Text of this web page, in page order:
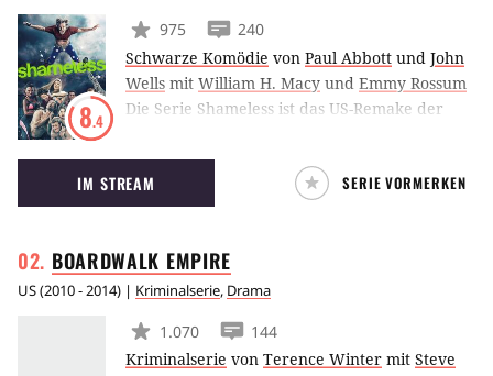
8.4
975
240
Schwarze Komödie von Paul Abbott und John
Wells mit William H. Macy und Emmy Rossum
Die Serie Shameless ist das US-Remake der
alkoholkranken Familienvater, der allein mit
seinen sechs Kindern zurechtkommen muss,
nachdem seine Frau abgehauen ist. Die
Chicago verlagert und wurde ab 2011
ausgestrahlt.
IM STREAM SERIE VORMERKEN
BOARDWALK EMPIRE
US(2010 - 2014) | Kriminalserie, Drama
1.070
144
Kriminalserie von Terence Winter mit Steve